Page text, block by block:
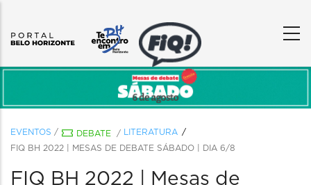
EVENTOS / DEBATE /
LITERATURA
FIQ BH 2022 | MESAS DE DEBATE SÁBADO | DIA 6/8
FIQ BH 2022 | Mesas de